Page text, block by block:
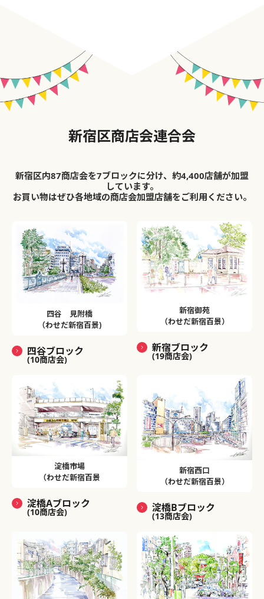
新宿区商店会連合会
新宿区内87商店会を7ブロックに分け、約4,400店舗が加盟
しています。
お買い物はぜひ各地域の商店会加盟店舗をご利用ください。
四谷 見附橋
（わせだ新宿百景)
四谷ブロック
(10商店会)
新宿御苑
（わせだ新宿百景）
新宿ブロック
(19商店会)
淀橋市場
（わせだ新宿百景
淀橋Aブロック
(10商店会)
新宿西口
（わせだ新宿百景）
淀橋Bブロック
(13商店会)